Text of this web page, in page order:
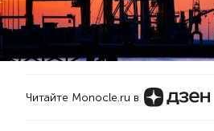
Читайте Monocle.ru в